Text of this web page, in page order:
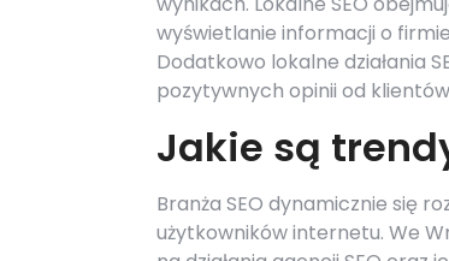
wyświetlanie informacji o
Dodatkowo lokalne działania
pozytywnych opinii od
Jakie są
Branża SEO dynamicznie się
użytkowników internetu. We